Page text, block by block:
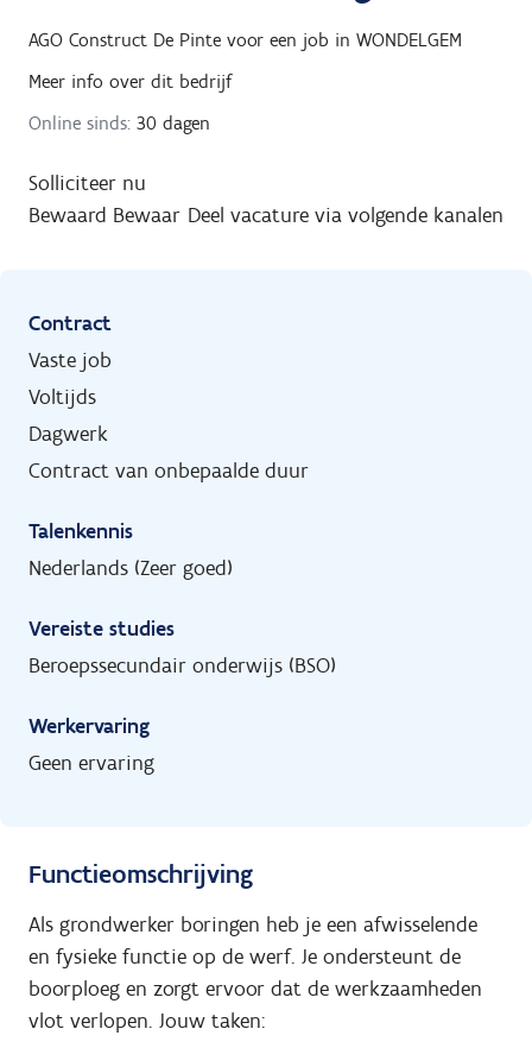
AGO Construct De Pinte voor een job in WONDELGEM
Meer info over dit bedrijf
Online sinds: 30 dagen
Solliciteer nu
Bewaard Bewaar Deel vacature via volgende kanalen
Contract
Vaste job
Voltijds
Dagwerk
Contract van onbepaalde duur
Talenkennis
Nederlands (Zeer goed)
Vereiste studies
Beroepssecundair onderwijs (BSO)
Werkervaring
Geen ervaring
Functieomschrijving
Als grondwerker boringen heb je een afwisselende
en fysieke functie op de werf. Je ondersteunt de
boorploeg en zorgt ervoor dat de werkzaamheden
vlot verlopen. Jouw taken: